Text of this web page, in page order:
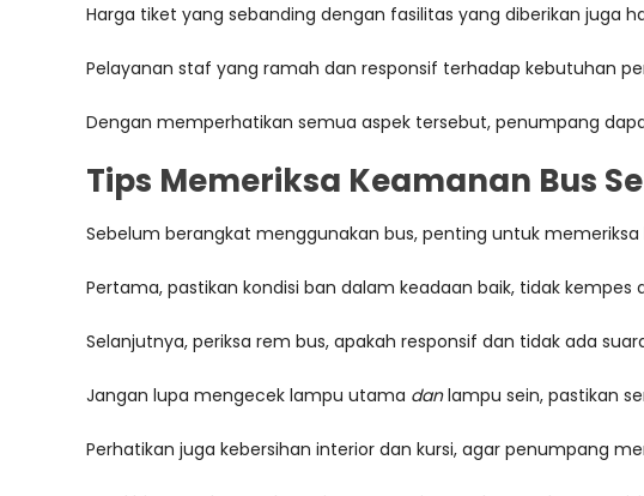
Harga tiket yang sebanding dengan fasilitas yang diberikan juga
Pelayanan staf yang ramah dan responsif terhadap kebutuhan
Dengan memperhatikan semua aspek tersebut, penumpang
Tips Memeriksa Keamanan Bus
Sebelum berangkat menggunakan bus, penting untuk
Pertama, pastikan kondisi ban dalam keadaan baik, tidak
Selanjutnya, periksa rem bus, apakah responsif dan tidak ada
Jangan lupa mengecek lampu utama danlampu sein, pastikan
Perhatikan juga kebersihan interior dan kursi, agar penumpang